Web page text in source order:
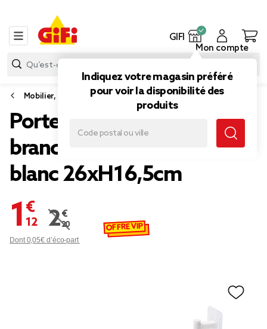
GIFI
Indiquez votre magasin préféré
pour voir la disponibilité des
produits
Mon compte
Mobilier, rangement salle de bain
Porte-serviette rotatif 5
branches avec adhésif
blanc 26xH16,5cm
1,12 €
Prix remisé de 2,20 € à 1,12 €
2,20 €
Dont 0,05€ d’éco-part
OFFRE VIP